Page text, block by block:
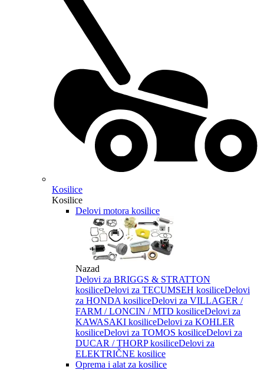
Kosilice
Kosilice
Delovi motora kosilice
Nazad
Delovi za BRIGGS & STRATTON
kosiliceDelovi za TECUMSEH kosiliceDelovi
za HONDA kosiliceDelovi za VILLAGER /
FARM / LONCIN / MTD kosiliceDelovi za
KAWASAKI kosiliceDelovi za KOHLER
kosiliceDelovi za TOMOS kosiliceDelovi za
DUCAR / THORP kosiliceDelovi za
ELEKTRIČNE kosilice
Oprema i alat za kosilice